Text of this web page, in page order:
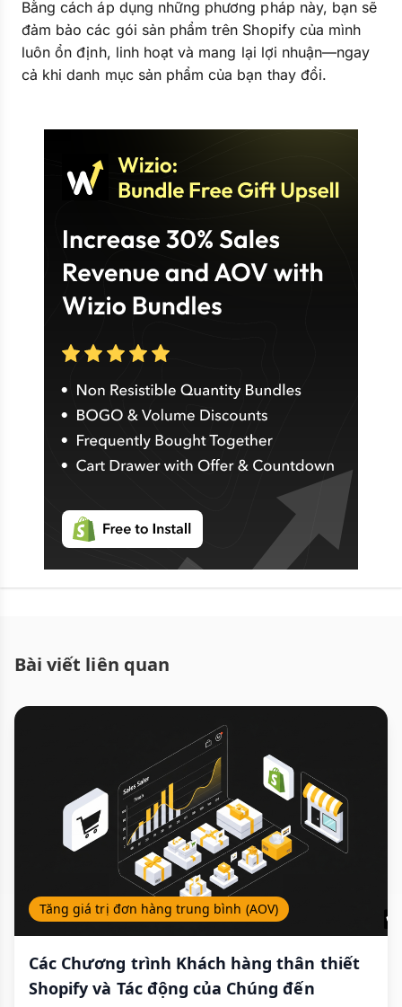
Bằng cách áp dụng những phương pháp này, bạn sẽ
đảm bảo các gói sản phẩm trên Shopify của mình
luôn ổn định, linh hoạt và mang lại lợi nhuận—ngay
cả khi danh mục sản phẩm của bạn thay đổi.
Bài viết liên quan
Tăng giá trị đơn hàng trung bình (AOV)
Các Chương trình Khách hàng thân thiết
Shopify và Tác động của Chúng đến